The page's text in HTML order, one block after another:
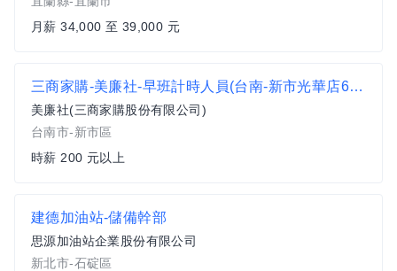
月薪 34,000 至 39,000 元
三商家購-美廉社-早班計時人員(台南-新市光華店6C56)需可上1600-2300
美廉社(三商家購股份有限公司)
台南市-新市區
時薪 200 元以上
建德加油站-儲備幹部
思源加油站企業股份有限公司
新北市-石碇區